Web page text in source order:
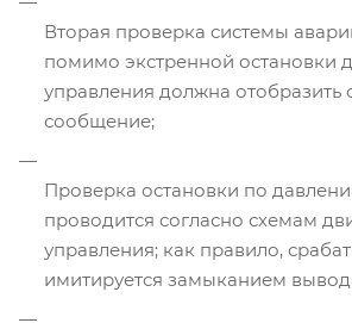
Вторая проверка системы
помимо экстренной остановки
управления должна отобразить
сообщение;
Проверка остановки по
проводится согласно схемам
управления; как правило,
имитируется замыканием